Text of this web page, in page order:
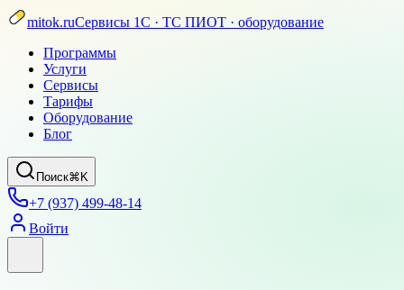
mitok.ruСервисы 1С · ТС ПИОТ · оборудование
Программы
Услуги
Сервисы
Тарифы
Оборудование
Блог
Поиск⌘K
+7 (937) 499-48-14
Войти